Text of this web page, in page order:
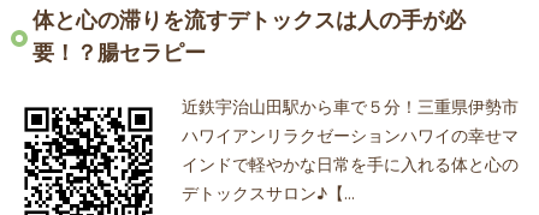
体と心の滞りを流すデトックスは人の手が必
要！？腸セラピー
近鉄宇治山田駅から車で５分！三重県伊勢市
ハワイアンリラクゼーションハワイの幸せマ
インドで軽やかな日常を手に入れる体と心の
デトックスサロン♪【…